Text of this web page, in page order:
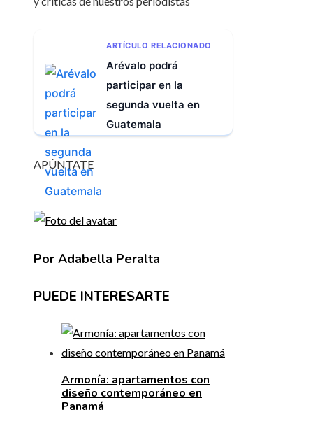
ARTÍCULO RELACIONADO
Arévalo podrá
participar en la
segunda vuelta en
Guatemala
APÚNTATE
Por Adabella Peralta
PUEDE INTERESARTE
Armonía: apartamentos con
diseño contemporáneo en
Panamá